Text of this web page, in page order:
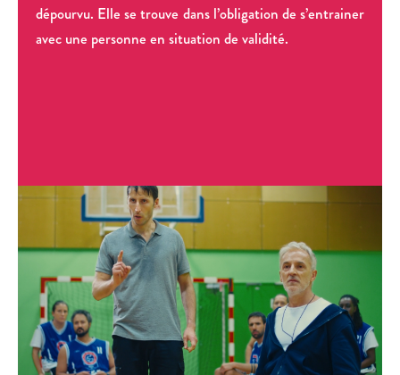
dépourvu. Elle se trouve dans l’obligation de s’entrainer
avec une personne en situation de validité.